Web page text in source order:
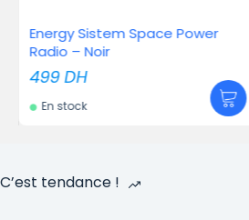
Energy Sistem Urban Box
Supernova – Noir
C’est tendance !